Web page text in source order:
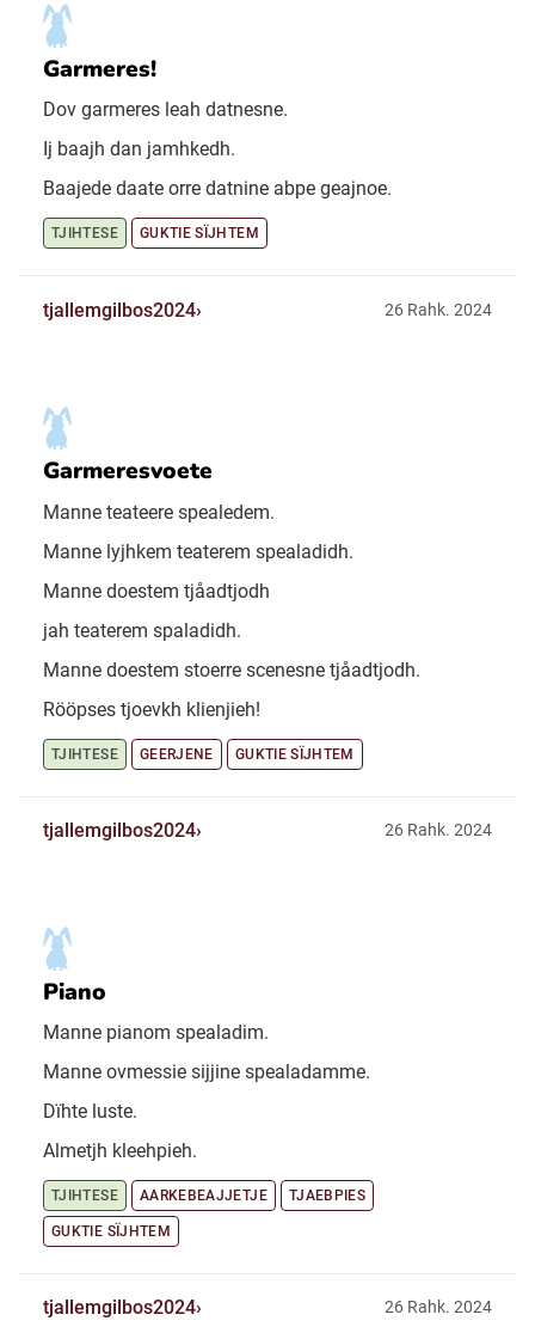
Garmeres!
Dov garmeres leah datnesne.
Ij baajh dan jamhkedh.
Baajede daate orre datnine abpe geajnoe.
TJIHTESE GUKTIE SÏJHTEM
tjallemgilbos2024 26 Rahk. 2024
Garmeresvoete
Manne teateere spealedem.
Manne lyjhkem teaterem spealadidh.
Manne doestem tjåadtjodh
jah teaterem spaladidh.
Manne doestem stoerre scenesne tjåadtjodh.
Rööpses tjoevkh klienjieh!
TJIHTESE GEERJENE GUKTIE SÏJHTEM
tjallemgilbos2024 26 Rahk. 2024
Piano
Manne pianom spealadim.
Manne ovmessie sijjine spealadamme.
Dïhte luste.
Almetjh kleehpieh.
TJIHTESE AARKEBEAJJETJE TJAEBPIES
GUKTIE SÏJHTEM
tjallemgilbos2024 26 Rahk. 2024